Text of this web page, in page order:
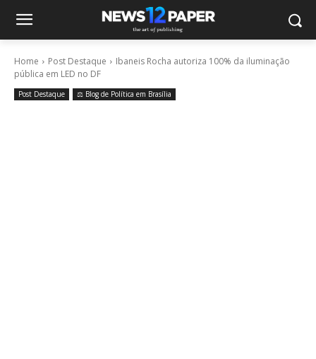
Home Post Destaque
Ibaneis Rocha autoriza 100% da iluminação
pública em LED no DF
Post Destaque ⚖️ Blog de Política em Brasília